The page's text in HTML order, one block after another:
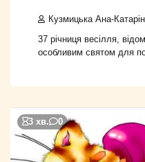
Кузмицька Ана-
37 річниця весілля,
особливим святом для
3 хв. 0